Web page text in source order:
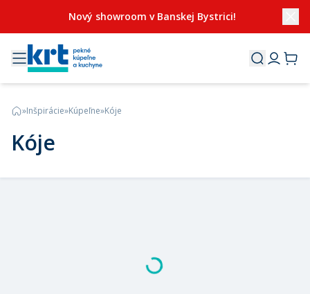
Nový showroom v Banskej Bystrici!
»Inšpirácie»Kúpeľne»Kóje
Kóje